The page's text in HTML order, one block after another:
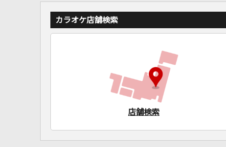
カラオケ店舗検索
店舗検索